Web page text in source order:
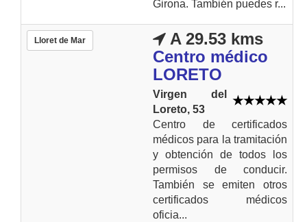
Girona. También puedes r...
Lloret de Mar
A 29.53 kms
Centro médico
LORETO
Virgen del
Loreto, 53
Centro de certificados
médicos para la tramitación
y obtención de todos los
permisos de conducir.
También se emiten otros
certificados médicos
oficia...